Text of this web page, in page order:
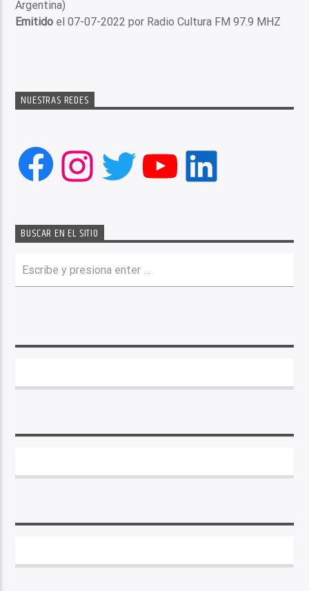
Argentina)
Emitido el 07-07-2022 por Radio Cultura FM 97.9 MHZ
NUESTRAS REDES
Facebook
Instagram
Twitter
YouTube
LinkedIn
BUSCAR EN EL SITIO